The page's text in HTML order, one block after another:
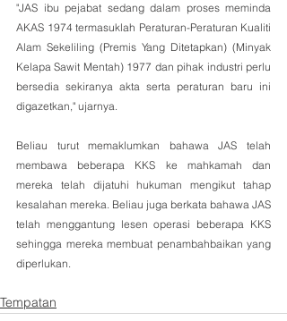
"JAS ibu pejabat sedang dalam proses meminda
AKAS 1974 termasuklah Peraturan-Peraturan Kualiti
Alam Sekeliling (Premis Yang Ditetapkan) (Minyak
Kelapa Sawit Mentah) 1977 dan pihak industri perlu
bersedia sekiranya akta serta peraturan baru ini
digazetkan," ujarnya.
Beliau turut memaklumkan bahawa JAS telah
membawa beberapa KKS ke mahkamah dan
mereka telah dijatuhi hukuman mengikut tahap
kesalahan mereka. Beliau juga berkata bahawa JAS
telah menggantung lesen operasi beberapa KKS
sehingga mereka membuat penambahbaikan yang
diperlukan.
Tempatan